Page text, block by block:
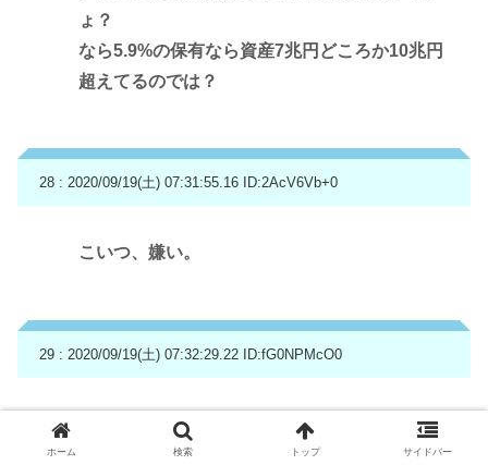
ょ？
なら5.9%の保有なら資産7兆円どころか10兆円
超えてるのでは？
28 : 2020/09/19(土) 07:31:55.16 ID:2AcV6Vb+0
こいつ、嫌い。
29 : 2020/09/19(土) 07:32:29.22 ID:fG0NPMcO0
株主が宣伝してるだけだな
ホーム 検索 トップ サイドバー